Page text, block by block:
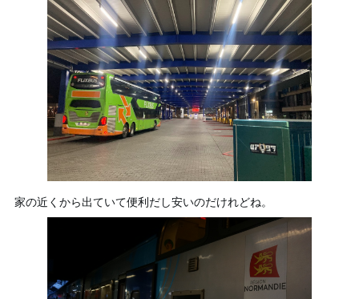
家の近くから出ていて便利だし安いのだけれどね。